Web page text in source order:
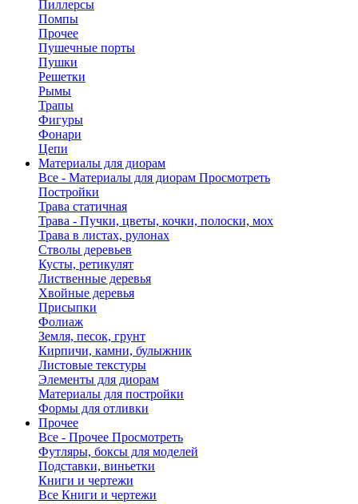
Пиллерсы
Помпы
Прочее
Пушечные порты
Пушки
Решетки
Рымы
Трапы
Фигуры
Фонари
Цепи
Материалы для диорам
Все - Материалы для диорам Просмотреть
Постройки
Трава статичная
Трава - Пучки, цветы, кочки, полоски, мох
Трава в листах, рулонах
Стволы деревьев
Кусты, ретикулят
Лиственные деревья
Хвойные деревья
Присыпки
Фолиаж
Земля, песок, грунт
Кирпичи, камни, булыжник
Листовые текстуры
Элементы для диорам
Материалы для постройки
Формы для отливки
Прочее
Все - Прочее Просмотреть
Футляры, боксы для моделей
Подставки, виньетки
Книги и чертежи
Все Книги и чертежи